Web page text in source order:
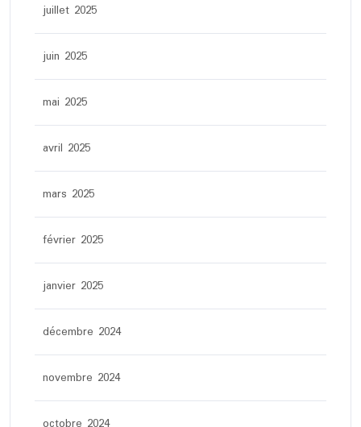
juillet 2025
juin 2025
mai 2025
avril 2025
mars 2025
février 2025
janvier 2025
décembre 2024
novembre 2024